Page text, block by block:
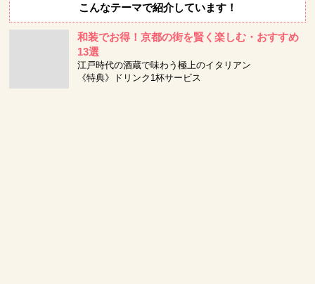
こんなテーマで紹介しています！
和装でお得！京都の街を賢く楽しむ・おすすめ
13選
江戸時代の酒蔵で味わう極上のイタリアン
《特典》ドリンク1杯サービス